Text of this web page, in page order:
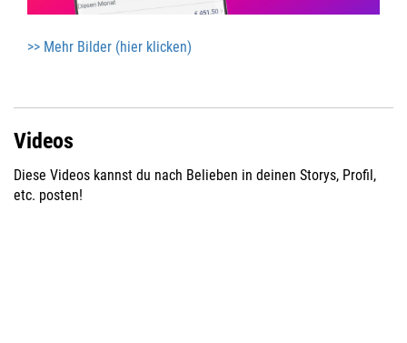
>> Mehr Bilder (hier klicken)
Videos
Diese Videos kannst du nach Belieben in deinen Storys, Profil,
etc. posten!